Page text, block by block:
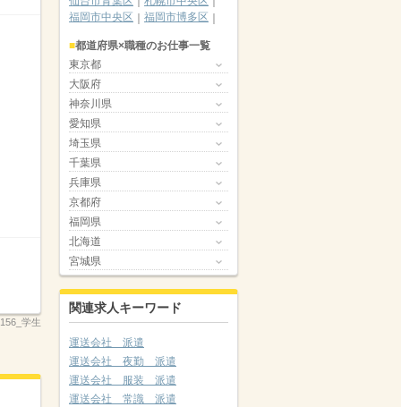
学生
福岡市中央区
福岡市博多区
都道府県×職種のお仕事一覧
東京都
大阪府
神奈川県
愛知県
埼玉県
千葉県
兵庫県
京都府
福岡県
北海道
宮城県
関連求人キーワード
運送会社 派遣
運送会社 夜勤 派遣
運送会社 服装 派遣
運送会社 常識 派遣